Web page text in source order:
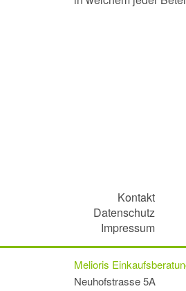
Kontakt
Datenschutz
Impressum
Melioris
Neuhofstrasse 5A